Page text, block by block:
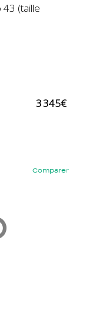
43 (taille
3 345€
Comparer